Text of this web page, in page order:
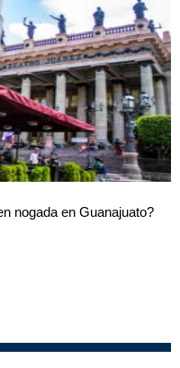
nogada en Guanajuato?